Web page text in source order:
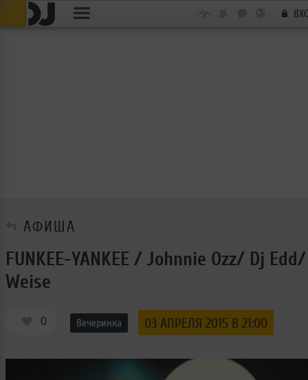
АФИША
FUNKEE-YANKEE / Johnnie Ozz/ Dj
Weise
0 Вечеринка 03 АПРЕЛЯ 2015 В 21:00